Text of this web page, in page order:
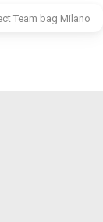
Team bag Milano